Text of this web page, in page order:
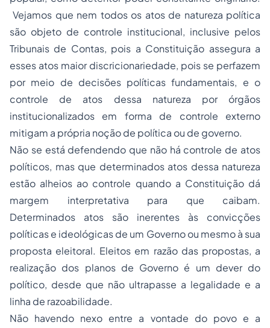
Vejamos que nem todos os atos de natureza política
são objeto de controle institucional, inclusive pelos
Tribunais de Contas, pois a Constituição assegura a
esses atos maior discricionariedade, pois se perfazem
por meio de decisões políticas fundamentais, e o
controle de atos dessa natureza por órgãos
institucionalizados em forma de controle externo
mitigam a própria noção de política ou de governo.
Não se está defendendo que não há controle de atos
políticos, mas que determinados atos dessa natureza
estão alheios ao controle quando a Constituição dá
margem interpretativa para que caibam.
Determinados atos são inerentes às convicções
políticas e ideológicas de um Governo ou mesmo à sua
proposta eleitoral. Eleitos em razão das propostas, a
realização dos planos de Governo é um dever do
político, desde que não ultrapasse a legalidade e a
linha de razoabilidade.
Não havendo nexo entre a vontade do povo e a